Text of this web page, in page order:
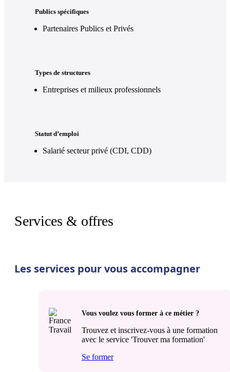
Publics spécifiques
Partenaires Publics et Privés
Types de structures
Entreprises et milieux professionnels
Statut d’emploi
Salarié secteur privé (CDI, CDD)
Services & offres
Les services pour vous accompagner
Vous voulez vous former à ce métier ?
Trouvez et inscrivez-vous à une formation
avec le service 'Trouver ma formation'
Se former